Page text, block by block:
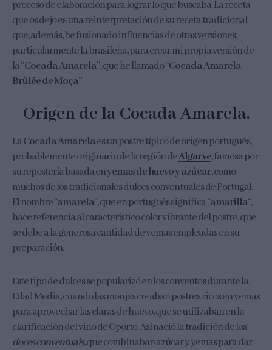
proceso de elaboración para lograr lo que buscaba. La receta
que os dejo es una reinterpretación de su receta tradicional
que, además, he fusionado influencias de otras versiones,
particularmente la brasileña, para crear mi propia versión de
la“Cocada Amarela”, que he llamado“Cocada Amarela
Brûlée de Moça”.
Origen de la Cocada Amarela.
LaCocada Amarelaes un postre típico de origen portugués,
probablemente originario de la región deAlgarve, famosa por
su repostería basada enyemas de huevo y azúcar, como
muchos de los tradicionales dulces conventuales de Portugal.
El nombre “amarela“, que en portugués significa “amarilla“,
hace referencia al característico color vibrante del postre, que
se debe a la generosa cantidad de yemas empleadas en su
preparación.
Este tipo de dulces se popularizó en los conventos durante la
Edad Media, cuando las monjas creaban postres ricos en yemas
para aprovechar las claras de huevo, que se utilizaban en la
clarificación del vino de Oporto. Así nació la tradición de los
doces conventuais, que combinaban azúcar y yemas para dar